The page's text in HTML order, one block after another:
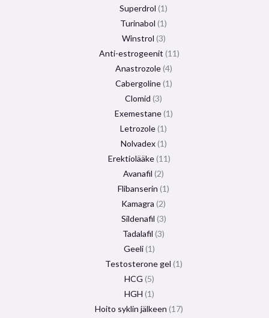
Superdrol 1
Turinabol 1
Winstrol 3
Anti-estrogeenit 11
Anastrozole 4
Cabergoline 1
Clomid 3
Exemestane 1
Letrozole 1
Nolvadex 1
Erektiolääke 11
Avanafil 2
Flibanserin 1
Kamagra 2
Sildenafil 3
Tadalafil 3
Geeli 1
Testosterone gel 1
HCG 5
HGH 1
Hoito syklin jälkeen 17